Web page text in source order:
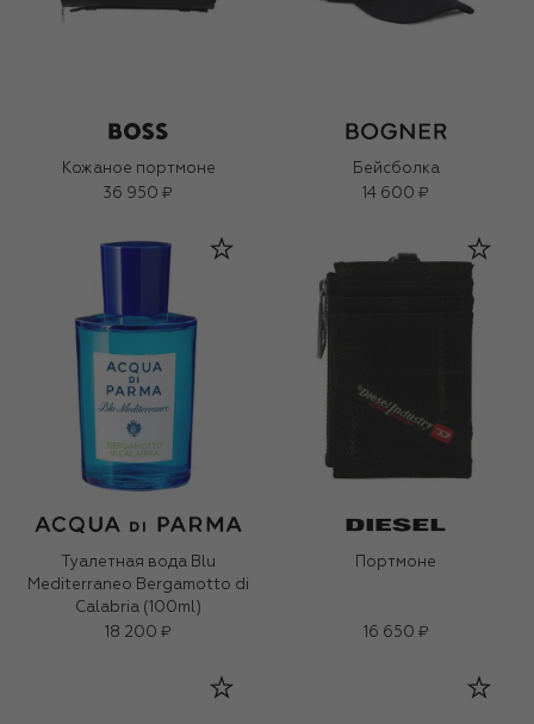
Кожаное портмоне
36 950 ₽
Бейсболка
14 600 ₽
Туалетная вода Blu
Mediterraneo Bergamotto di
Calabria (100ml)
18 200 ₽
Портмоне
16 650 ₽